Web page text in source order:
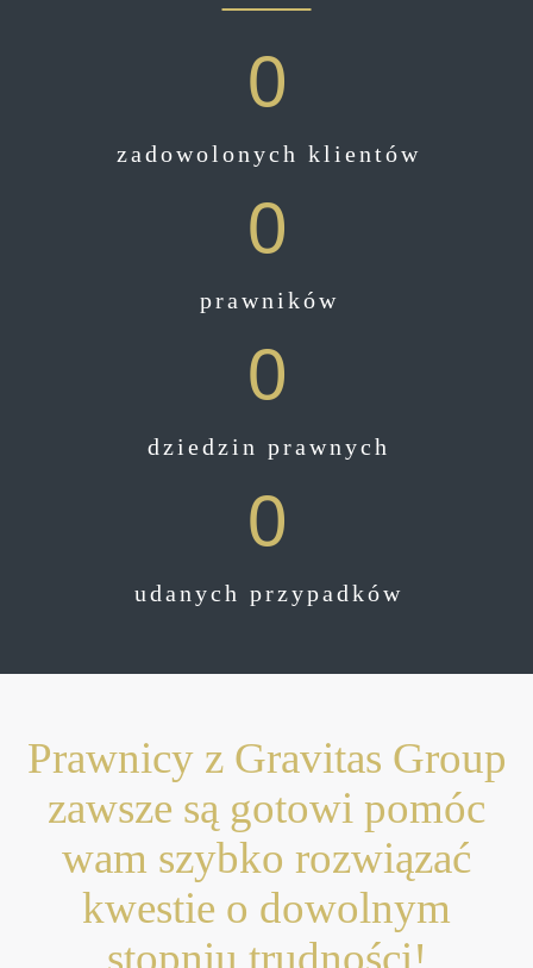
0
zadowolonych klientów
0
prawników
0
dziedzin prawnych
0
udanych przypadków
Prawnicy z Gravitas Group
zawsze są gotowi pomóc
wam szybko rozwiązać
kwestie o dowolnym
stopniu trudności!